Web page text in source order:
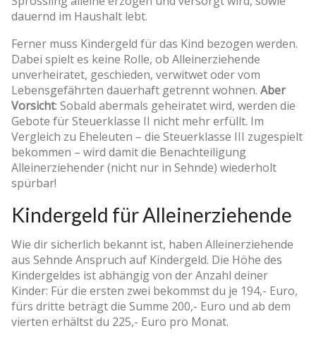
dauernd im Haushalt lebt.
Ferner muss Kindergeld für das Kind bezogen werden.
Dabei spielt es keine Rolle, ob Alleinerziehende
unverheiratet, geschieden, verwitwet oder vom
Lebensgefährten dauerhaft getrennt wohnen. Aber
Vorsicht: Sobald abermals geheiratet wird, werden die
Gebote für Steuerklasse II nicht mehr erfüllt. Im
Vergleich zu Eheleuten – die Steuerklasse III zugespielt
bekommen – wird damit die Benachteiligung
Alleinerziehender (nicht nur in Sehnde) wiederholt
spürbar!
Kindergeld für Alleinerziehende
Wie dir sicherlich bekannt ist, haben Alleinerziehende
aus Sehnde Anspruch auf Kindergeld. Die Höhe des
Kindergeldes ist abhängig von der Anzahl deiner
Kinder: Für die ersten zwei bekommst du je 194,- Euro,
fürs dritte beträgt die Summe 200,- Euro und ab dem
vierten erhältst du 225,- Euro pro Monat.